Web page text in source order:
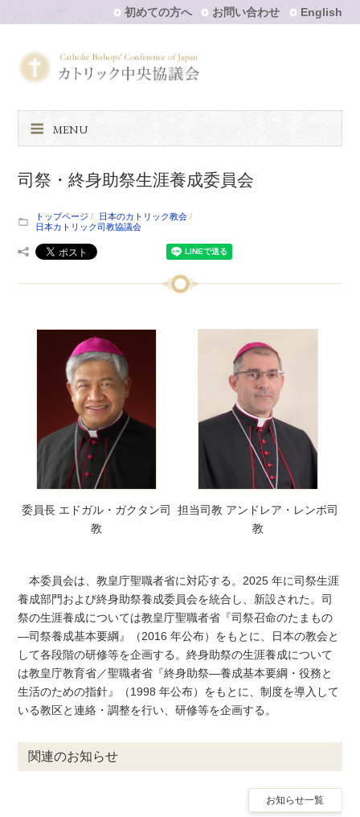
初めての方へ お問い合わせ English
MENU
司祭・終身助祭生涯養成委員会
トップページ
日本のカトリック教会
日本カトリック司教協議会
委員長 エドガル・ガクタン司
教
担当司教 アンドレア・レンボ司
教
本委員会は、教皇庁聖職者省に対応する。2025 年に司祭生涯
養成部門および終身助祭養成委員会を統合し、新設された。司
祭の生涯養成については教皇庁聖職者省『司祭召命のたまもの
―司祭養成基本要綱』（2016 年公布）をもとに、日本の教会と
して各段階の研修等を企画する。終身助祭の生涯養成について
は教皇庁教育省／聖職者省『終身助祭―養成基本要綱・役務と
生活のための指針』（1998 年公布）をもとに、制度を導入して
いる教区と連絡・調整を行い、研修等を企画する。
関連のお知らせ
お知らせ一覧